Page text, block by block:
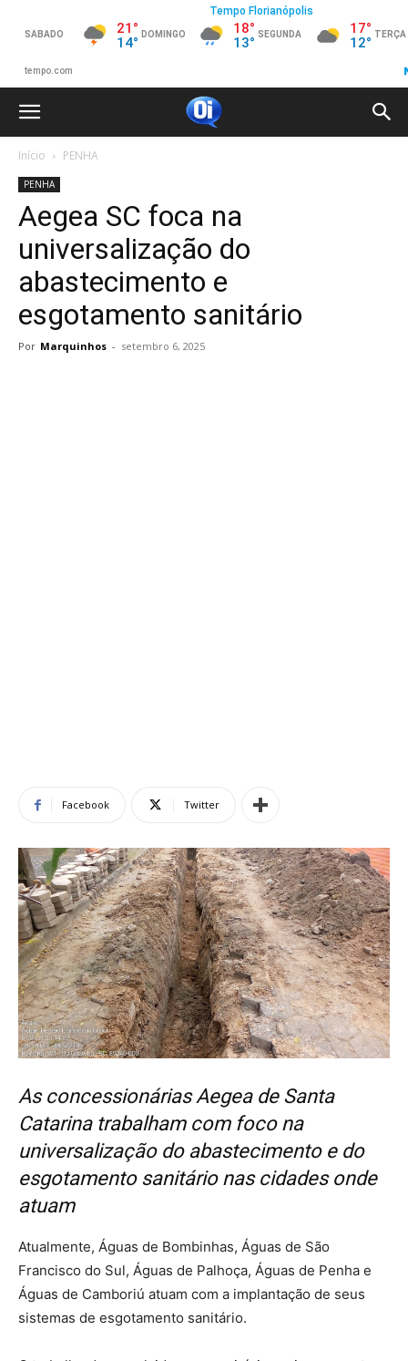
Início PENHA
PENHA
Aegea SC foca na
universalização do
abastecimento e
esgotamento sanitário
Por Marquinhos - setembro 6, 2025
Facebook Twitter
As concessionárias Aegea de Santa
Catarina trabalham com foco na
universalização do abastecimento e do
esgotamento sanitário nas cidades onde
atuam
Atualmente, Águas de Bombinhas, Águas de São
Francisco do Sul, Águas de Palhoça, Águas de Penha e
Águas de Camboriú atuam com a implantação de seus
sistemas de esgotamento sanitário.